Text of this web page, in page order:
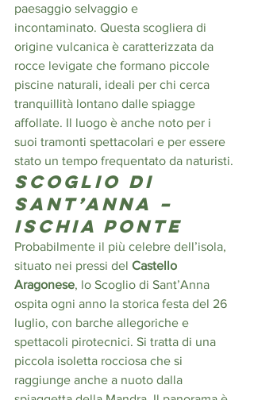
paesaggio selvaggio e
incontaminato. Questa scogliera di
origine vulcanica è caratterizzata da
rocce levigate che formano piccole
piscine naturali, ideali per chi cerca
tranquillità lontano dalle spiagge
affollate. Il luogo è anche noto per i
suoi tramonti spettacolari e per essere
stato un tempo frequentato da naturisti.
Scoglio di
Sant’Anna –
Ischia Ponte
Probabilmente il più celebre dell’isola,
situato nei pressi del Castello
Aragonese, lo Scoglio di Sant’Anna
ospita ogni anno la storica festa del 26
luglio, con barche allegoriche e
spettacoli pirotecnici. Si tratta di una
piccola isoletta rocciosa che si
raggiunge anche a nuoto dalla